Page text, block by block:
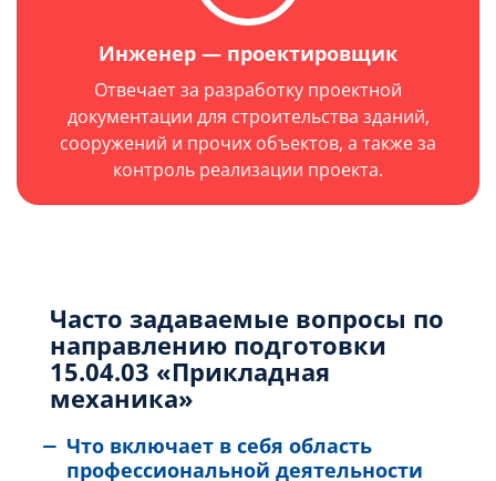
Инженер — проектировщик
Отвечает за разработку проектной
документации для строительства зданий,
сооружений и прочих объектов, а также за
контроль реализации проекта.
Часто задаваемые вопросы по
направлению подготовки
15.04.03 «Прикладная
механика»
Что включает в себя область
профессиональной деятельности